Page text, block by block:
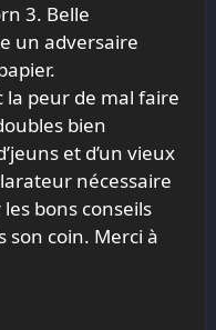
un adversaire
la peur de mal faire
bien
et d’un vieux
nécessaire
bons conseils
son coin. Merci à